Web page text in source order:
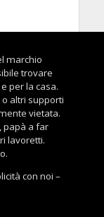
marchio
trovare
per la casa.
altri supporti
vietata.
papà a far
lavoretti.
con noi –